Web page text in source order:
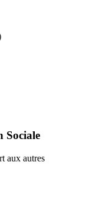
Sociale
aux autres